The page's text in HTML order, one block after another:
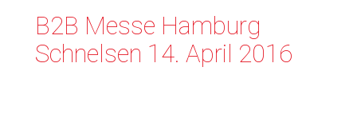
B2B Messe Hamburg
Schnelsen 14. April 2016